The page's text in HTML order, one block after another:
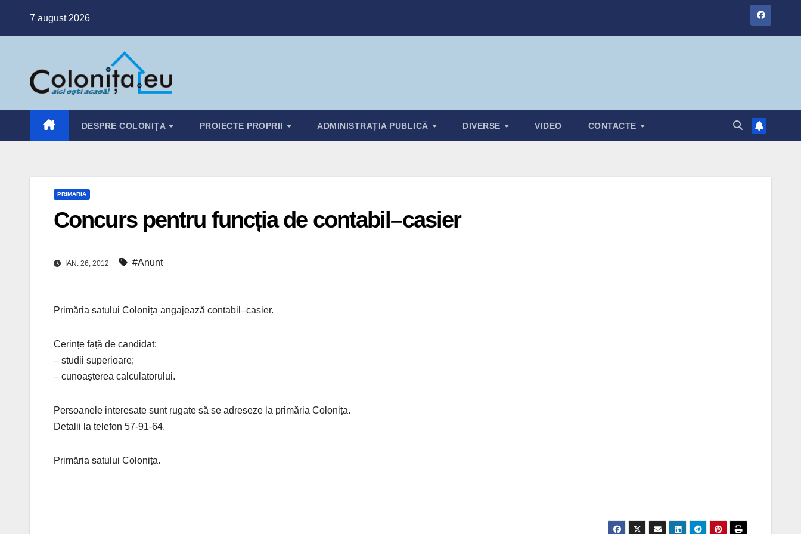
7 august 2026
DESPRE COLONIȚA PROIECTE PROPRII ADMINISTRAȚIA PUBLICĂ DIVERSE VIDEO CONTACTE
PRIMARIA
Concurs pentru funcția de contabil–casier
IAN. 26, 2012 #Anunt
Primăria satului Colonița angajează contabil–casier.
Cerințe față de candidat:
– studii superioare;
– cunoașterea calculatorului.
Persoanele interesate sunt rugate să se adreseze la primăria Colonița.
Detalii la telefon 57-91-64.
Primăria satului Colonița.